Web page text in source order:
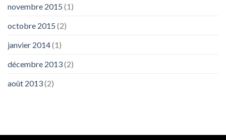
novembre 2015 (1)
octobre 2015 (2)
janvier 2014(1)
décembre 2013(2)
août 2013(2)